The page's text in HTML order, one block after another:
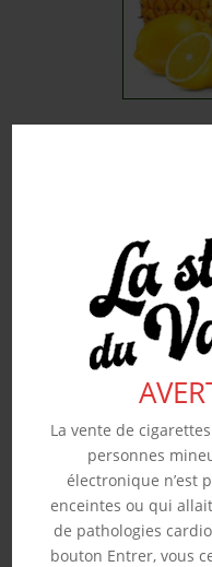
La vente de
personnes
électronique n’est
enceintes ou qui
de pathologies
bouton Entrer, vous
Voir